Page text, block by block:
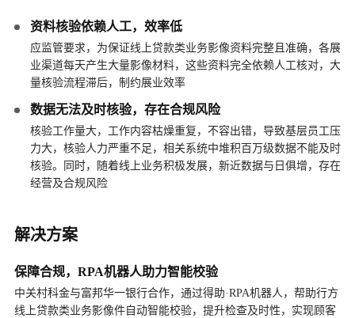
资料核验依赖人工，效率低
应监管要求，为保证线上贷款类业务影像资料完整且准确，各展
业渠道每天产生大量影像材料，这些资料完全依赖人工核对，大
量核验流程滞后，制约展业效率
数据无法及时核验，存在合规风险
核验工作量大，工作内容枯燥重复，不容出错，导致基层员工压
力大，核验人力严重不足，相关系统中堆积百万级数据不能及时
核验。同时，随着线上业务积极发展，新近数据与日俱增，存在
经营及合规风险
解决方案
保障合规，RPA机器人助力智能校验
中关村科金与富邦华一银行合作，通过得助·RPA机器人，帮助行方
线上贷款类业务影像件自动智能校验，提升检查及时性，实现顾客